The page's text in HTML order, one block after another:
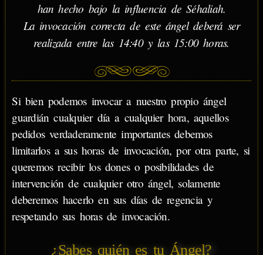
han hecho bajo la influencia de Séhaliah.
La invocación correcta de este ángel deberá ser
realizada entre las 14:40 y las 15:00 horas.
Si bien podemos invocar a nuestro propio ángel
guardián cualquier día a cualquier hora, aquellos
pedidos verdaderamente importantes debemos
limitarlos a sus horas de invocación, por otra parte, si
queremos recibir los dones o posibilidades de
intervención de cualquier otro ángel, solamente
deberemos hacerlo en sus días de regencia y
respetando sus horas de invocación.
¿Sabes quién es tu Ángel?